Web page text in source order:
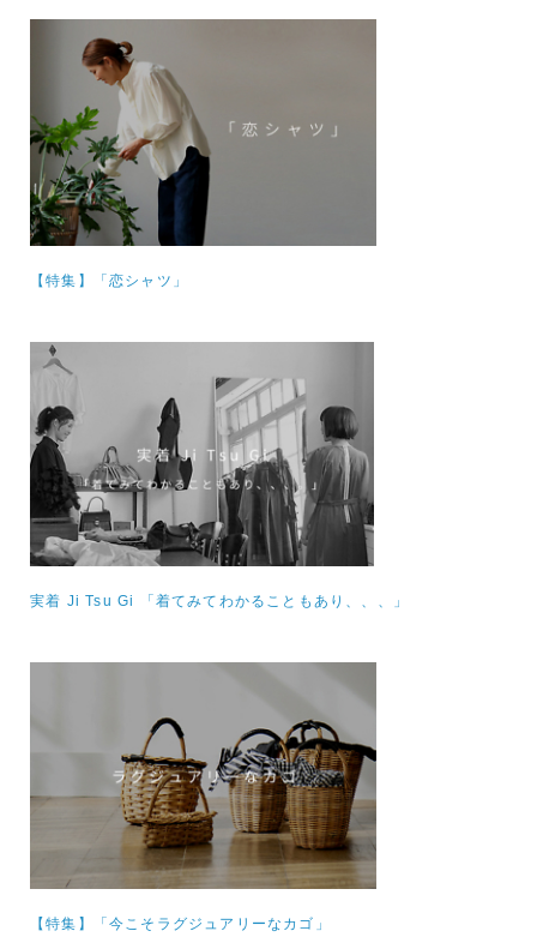
【特集】「恋シャツ」
実着 Ji Tsu Gi 「着てみてわかることもあり、、、」
【特集】 「今こそラグジュアリーなカゴ」